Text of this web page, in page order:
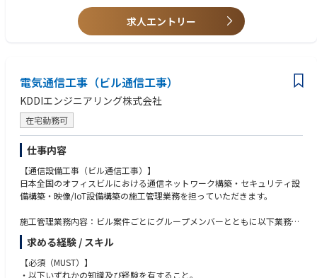
・新規事業本部やエンジニアリング事業本部との案件確認会議や現場サー
・品質計画実務、施策立案、統括業務へとSTEPごとに担当業務拡大
・柔軟な思考と適応力を持ち、チームワークを大切にできる方
・自ら積極的に行動できる方
・他者との円滑な関係を築ける方
求人エントリー
電気通信工事（ビル通信工事）
KDDIエンジニアリング株式会社
在宅勤務可
仕事内容
【通信設備工事（ビル通信工事）】
日本全国のオフィスビルにおける通信ネットワーク構築・セキュリティ設
備構築・映像/IoT設備構築の施工管理業務を担っていただきます。
施工管理業務内容：ビル案件ごとにグループメンバーとともに以下業務を
対応します。
施工前：現場調査、施工仕様書作成、見積積算、施工計画作成
着工後：現場立会、安全品質管理、工程管理、原価管理、出来高確認
求める経験 / スキル
【必須（MUST）】
・以下いずれかの知識及び経験を有すること。